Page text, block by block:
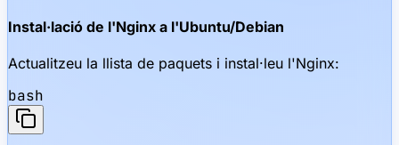
Instal·lació de l'Nginx a l'Ubuntu/Debian
Actualitzeu la llista de paquets i instal·leu l'Nginx:
bash